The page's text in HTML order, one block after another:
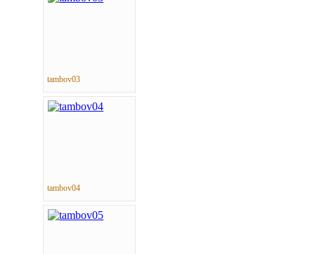
tambov03
tambov04